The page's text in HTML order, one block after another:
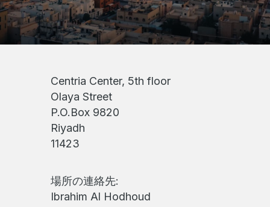
Centria Center, 5th floor
Olaya Street
P.O.Box 9820
Riyadh
11423
場所の連絡先:
Ibrahim Al Hodhoud